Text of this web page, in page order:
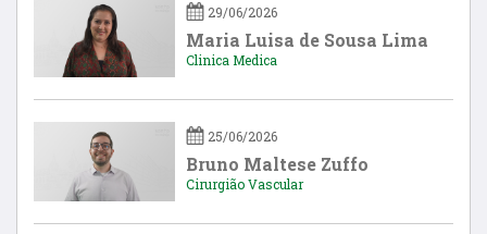
29/06/2026
Maria Luisa de Sousa Lima
Clinica Medica
25/06/2026
Bruno Maltese Zuffo
Cirurgião Vascular